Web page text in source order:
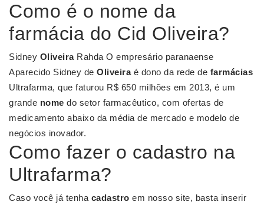
Como é o nome da
farmácia do Cid Oliveira?
Sidney OliveiraRahda O empresário paranaense
Aparecido Sidney de Oliveiraé dono da rede de farmácias
Ultrafarma, que faturou R$ 650 milhões em 2013, é um
grande nome do setor farmacêutico, com ofertas de
medicamento abaixo da média de mercado e modelo de
negócios inovador.
Como fazer o cadastro na
Ultrafarma?
Caso você já tenha cadastro em nosso site, basta inserir